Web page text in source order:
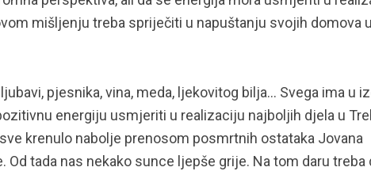
mišljenju treba spriječiti u napuštanju svojih domova u
pjesnika, vina, meda, ljekovitog bilja… Svega ima u
energiju usmjeriti u realizaciju najboljih djela u
krenulo nabolje prenosom posmrtnih ostataka Jovana
Od tada nas nekako sunce ljepše grije. Na tom daru treba